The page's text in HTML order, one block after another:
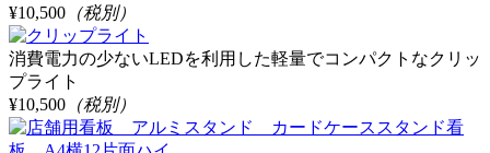
¥10,500 （税別）
消費電力の少ないLEDを利用した軽量でコンパクトなクリッ
プライト
¥10,500 （税別）